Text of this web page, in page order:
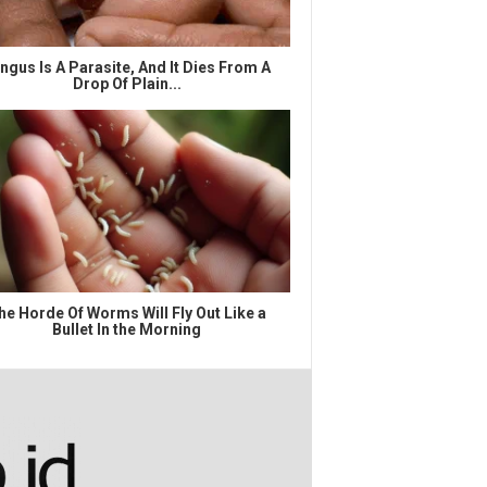
Is A Parasite, And It Dies From A
Drop Of Plain...
Horde Of Worms Will Fly Out Like a
Bullet In the Morning